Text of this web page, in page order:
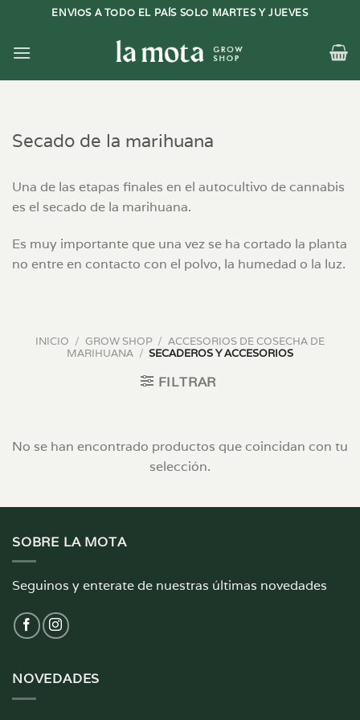
contenido
ENVIOS A TODO EL PAÍS SOLO MARTES Y JUEVES
Secado de la marihuana
Una de las etapas finales en el autocultivo de cannabis
es el secado de la marihuana.
Es muy importante que una vez se ha cortado la planta
no entre en contacto con el polvo, la humedad o la luz.
INICIO / GROW SHOP / ACCESORIOS DE COSECHA DE
MARIHUANA / SECADEROS Y ACCESORIOS
FILTRAR
No se han encontrado productos que coincidan con tu
selección.
SOBRE LA MOTA
Seguinos y enterate de nuestras últimas novedades
NOVEDADES